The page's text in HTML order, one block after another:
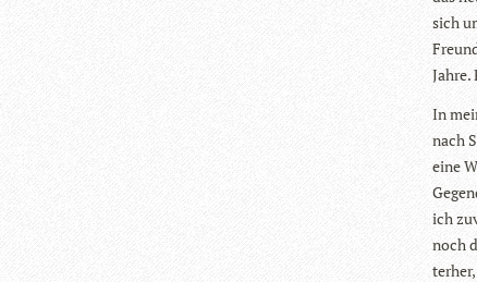
sich
Jahre.
In
nach
eine
ich
noch